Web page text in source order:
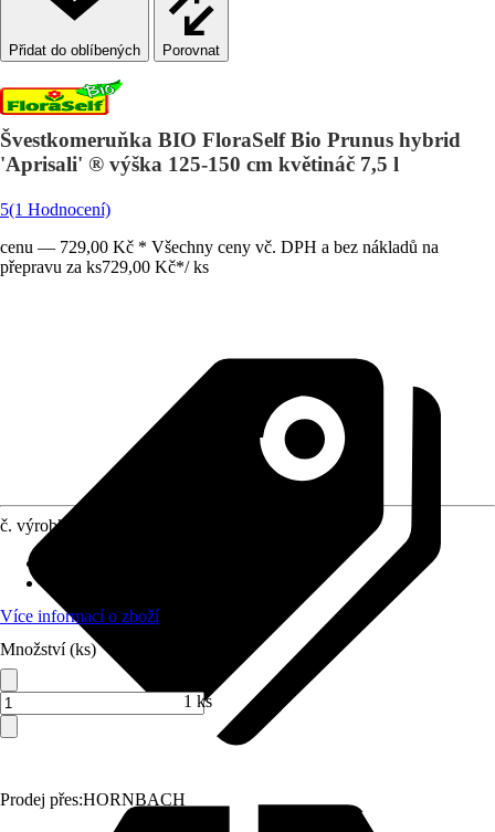
Porovnat
Švestkomeruňka BIO FloraSelf Bio Prunus hybrid
'Aprisali' ® výška 125-150 cm květináč 7,5 l
5(1 Hodnocení)
cenu — 729,00 Kč * Všechny ceny vč. DPH a bez nákladů na
přepravu za ks729,00 Kč*/ ks
Prodej přes:HORNBACH
č. výrobku
Více informací o zboží
Množství (ks)
1 ks